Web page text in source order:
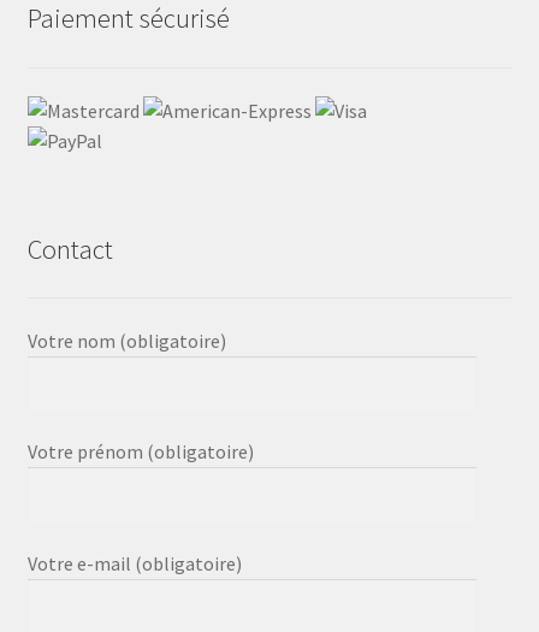
Paiement sécurisé
Contact
Votre nom (obligatoire)
Votre prénom (obligatoire)
Votre e-mail (obligatoire)